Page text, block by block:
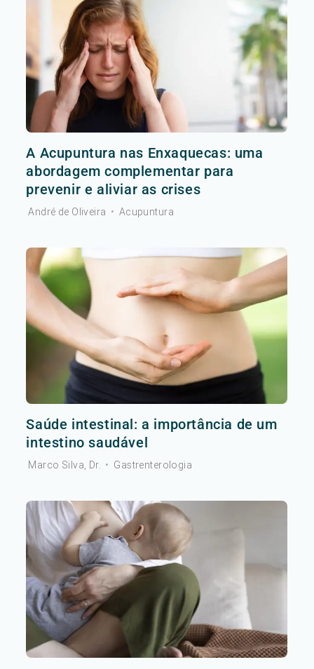
A Acupuntura nas Enxaquecas: uma
abordagem complementar para
prevenir e aliviar as crises
André de Oliveira • Acupuntura
Saúde intestinal: a importância de um
intestino saudável
Marco Silva, Dr. • Gastrenterologia